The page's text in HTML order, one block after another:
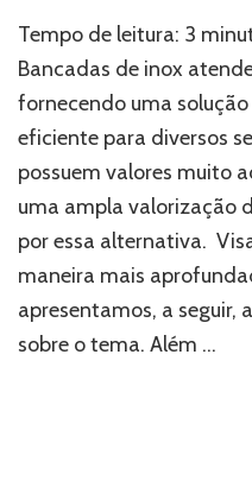
de
inox:
esses
objetos
podem
ser
úteis?
Tempo de leitura: 3
Bancadas de inox
fornecendo uma
eficiente para diversos
possuem valores muito
uma ampla valorização
por essa alternativa.
maneira mais
apresentamos, a seguir,
sobre o tema. Além …